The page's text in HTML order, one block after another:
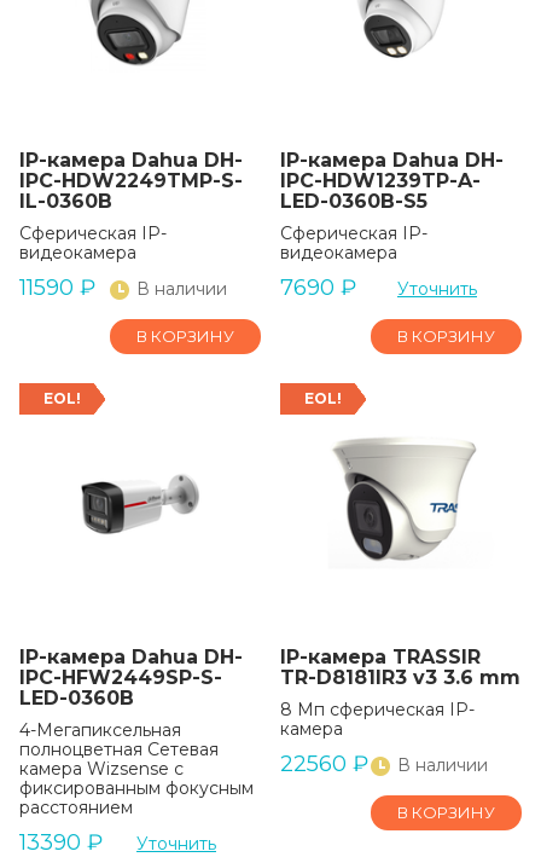
IP-камера Dahua DH-
IPC-HDW2249TMP-S-
IL-0360B
Сферическая IP-
видеокамера
11590 ₽ В наличии
В КОРЗИНУ
IP-камера Dahua DH-
IPC-HDW1239TP-A-
LED-0360B-S5
Сферическая IP-
видеокамера
7690 ₽ Уточнить
В КОРЗИНУ
EOL!
IP-камера Dahua DH-
IPC-HFW2449SP-S-
LED-0360B
4-Мегапиксельная
полноцветная Сетевая
камера Wizsense с
фиксированным фокусным
расстоянием
13390 ₽ Уточнить
EOL!
IP-камера TRASSIR
TR-D8181IR3 v3 3.6 mm
8 Мп сферическая IP-
камера
22560 ₽ В наличии
В КОРЗИНУ